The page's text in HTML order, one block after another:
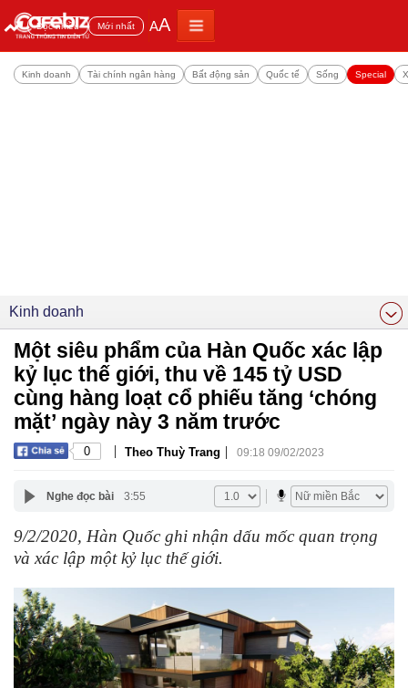
Đọc nhiều Mới nhất AA
Kinh doanh Tài chính ngân hàng Bất động sản Quốc tế Sống Special
Kinh doanh
Một siêu phẩm của Hàn Quốc xác lập
kỷ lục thế giới, thu về 145 tỷ USD
cùng hàng loạt cổ phiếu tăng ‘chóng
mặt’ ngày này 3 năm trước
0 | Theo Thuỳ Trang | 09:18 09/02/2023
Nghe đọc bài 3:55
9/2/2020, Hàn Quốc ghi nhận dấu mốc quan trọng
và xác lập một kỷ lục thế giới.